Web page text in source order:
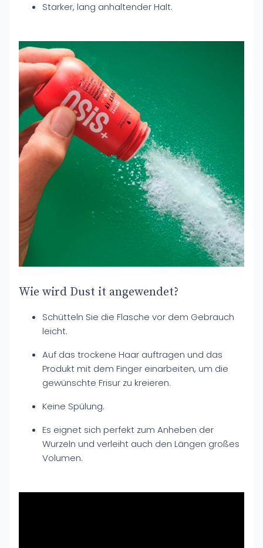
Starker, lang anhaltender Halt.
Wie wird Dust it angewendet?
Schütteln Sie die Flasche vor dem Gebrauch
leicht.
Auf das trockene Haar auftragen und das
Produkt mit dem Finger einarbeiten, um die
gewünschte Frisur zu kreieren.
Keine Spülung.
Es eignet sich perfekt zum Anheben der
Wurzeln und verleiht auch den Längen großes
Volumen.